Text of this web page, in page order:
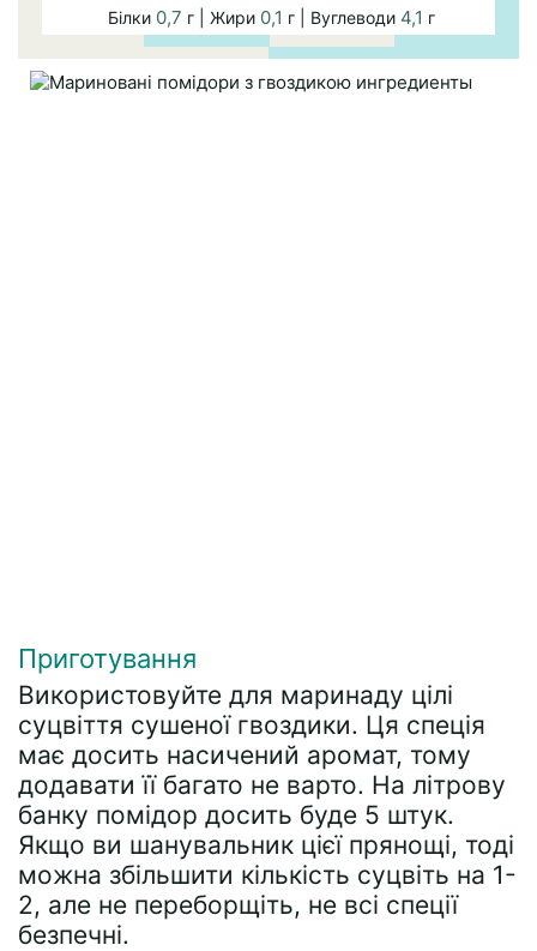
Білки 0,7 г | Жири 0,1 г | Вуглеводи 4,1 г
Приготування
Використовуйте для маринаду цілі
суцвіття сушеної гвоздики. Ця спеція
має досить насичений аромат, тому
додавати її багато не варто. На літрову
банку помідор досить буде 5 штук.
Якщо ви шанувальник цієї прянощі, тоді
можна збільшити кількість суцвіть на 1-
2, але не переборщіть, не всі спеції
безпечні.